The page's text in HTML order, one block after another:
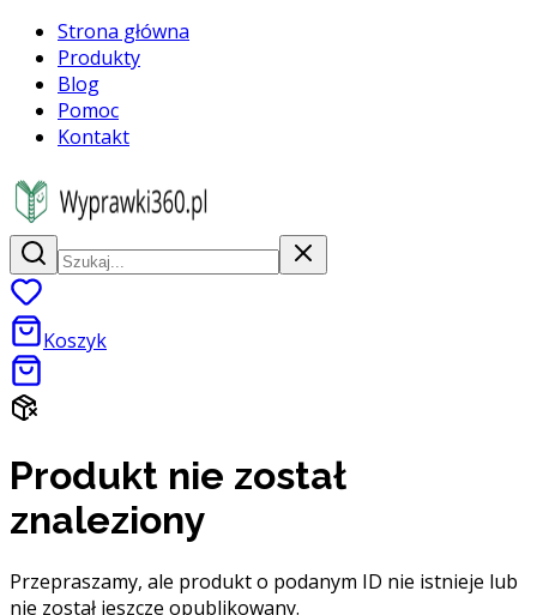
Strona główna
Produkty
Blog
Pomoc
Kontakt
Koszyk
Produkt nie został
znaleziony
Przepraszamy, ale produkt o podanym ID nie istnieje lub
nie został jeszcze opublikowany.